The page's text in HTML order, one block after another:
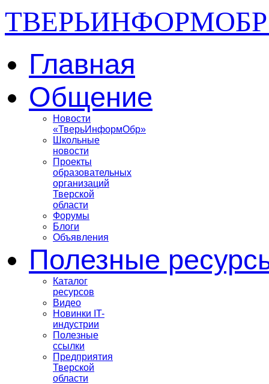
ТВЕРЬИНФОРМОБР
Главная
Общение
Новости
«ТверьИнформОбр»
Школьные
новости
Проекты
образовательных
организаций
Тверской
области
Форумы
Блоги
Объявления
Полезные
Каталог
ресурсов
Видео
Новинки IT-
индустрии
Полезные
ссылки
Предприятия
Тверской
области